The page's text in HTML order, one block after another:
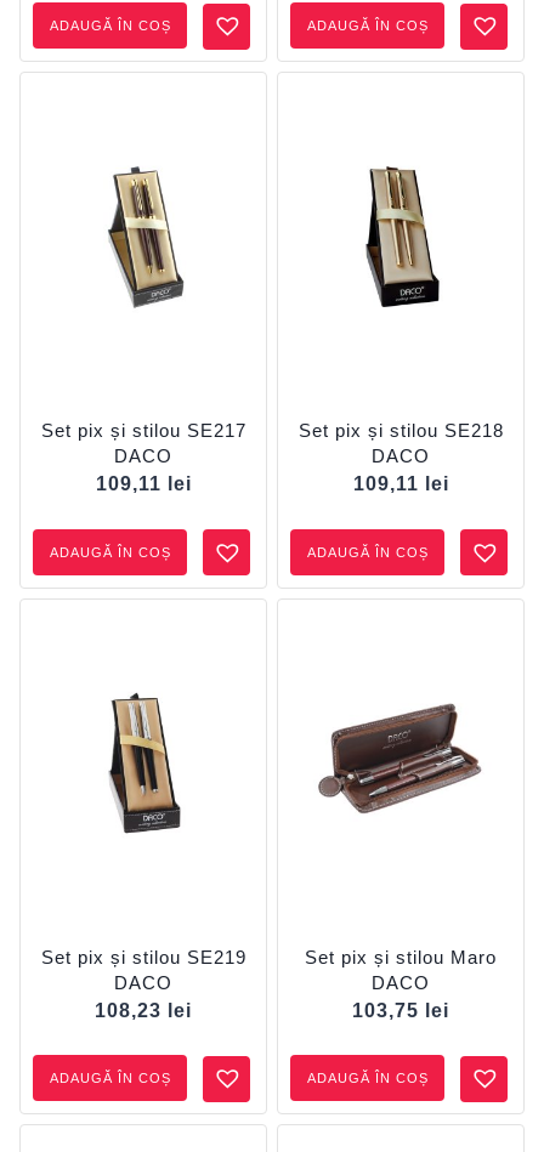
ADAUGĂ ÎN COȘ ADAUGĂ ÎN COȘ
Set pix și stilou SE217
DACO
109,11
lei
ADAUGĂ ÎN COȘ
Set pix și stilou SE218
DACO
109,11
lei
ADAUGĂ ÎN COȘ
Set pix și stilou SE219
DACO
108,23
lei
ADAUGĂ ÎN COȘ
Set pix și stilou Maro
DACO
103,75
lei
ADAUGĂ ÎN COȘ